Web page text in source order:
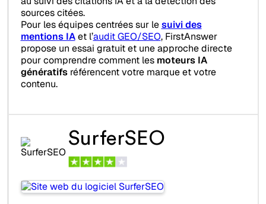
sources citées.
Pour les équipes centrées sur lesuivi des
mentions IAet l’audit GEO/SEO, FirstAnswer
propose un essai gratuit et une approche directe
pour comprendre comment les moteurs IA
génératifsréférencent votre marque et votre
contenu.
SurferSEO